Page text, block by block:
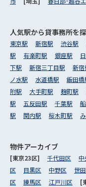
人気駅から貸事務所を
東京駅 新宿駅 渋谷駅
駅
有楽町駅 銀座駅
下駅
新宿三丁目駅 新宿
ノ水駅
水道橋駅 飯田橋
附駅
大手町駅 麹町駅
駅
五反田駅 千葉駅
駅
関内駅 桜木町駅
物件アーカイブ
[東京23区] 千代田区
区
目黒区 中野区 世
区
練馬区 江戸川区 [